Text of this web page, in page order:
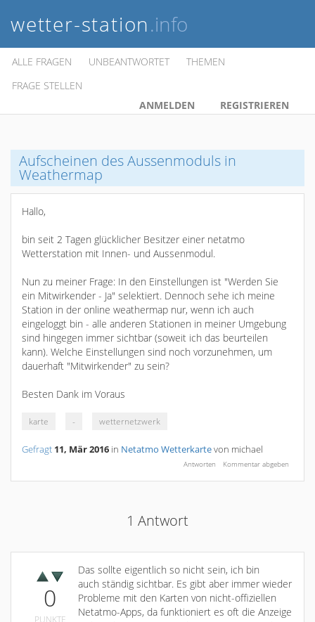
wetter-station.info
ALLE FRAGEN UNBEANTWORTET
THEMEN
FRAGE STELLEN
ANMELDEN
REGISTRIEREN
Aufscheinen des Aussenmoduls in
Weathermap
Hallo,
bin seit 2 Tagen glücklicher Besitzer einer netatmo
Wetterstation mit Innen- und Aussenmodul.
Nun zu meiner Frage: In den Einstellungen ist "Werden Sie
ein Mitwirkender - Ja" selektiert. Dennoch sehe ich meine
Station in der online weathermap nur, wenn ich auch
eingeloggt bin - alle anderen Stationen in meiner Umgebung
sind hingegen immer sichtbar (soweit ich das beurteilen
kann). Welche Einstellungen sind noch vorzunehmen, um
dauerhaft "Mitwirkender" zu sein?
Besten Dank im Voraus
karte - wetternetzwerk
Gefragt 11, Mär 2016 in Netatmo Wetterkartevon michael
1 Antwort
0
PUNKTE
Das sollte eigentlich so nicht sein, ich bin
auch ständig sichtbar. Es gibt aber immer wieder
Probleme mit den Karten von nicht-offiziellen
Netatmo-Apps, da funktioniert es oft die Anzeige